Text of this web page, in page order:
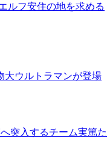
ルフ安住の地を求める
大ウルトラマンが登場
突入するチーム実篤た